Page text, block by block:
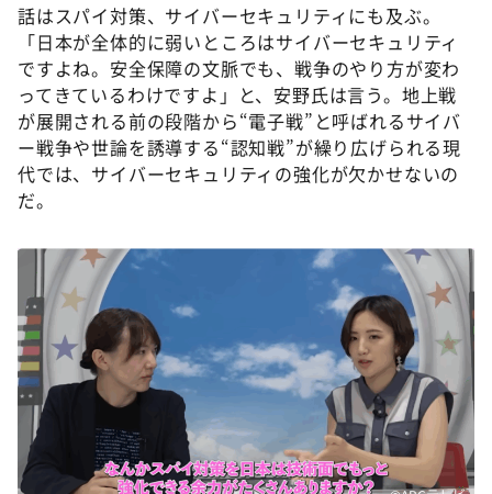
話はスパイ対策、サイバーセキュリティにも及ぶ。
「日本が全体的に弱いところはサイバーセキュリティ
ですよね。安全保障の文脈でも、戦争のやり方が変わ
ってきているわけですよ」と、安野氏は言う。地上戦
が展開される前の段階から“電子戦”と呼ばれるサイバ
ー戦争や世論を誘導する“認知戦”が繰り広げられる現
代では、サイバーセキュリティの強化が欠かせないの
だ。